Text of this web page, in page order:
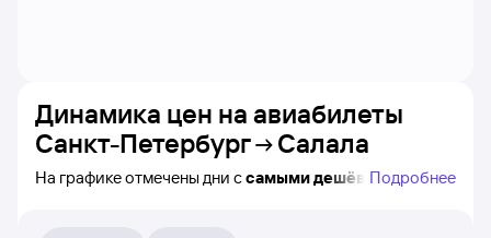
Динамика цен на авиабилеты
Санкт-Петербург
Салала
На графике отмечены дни ссамыми дешёвымиПодробнее